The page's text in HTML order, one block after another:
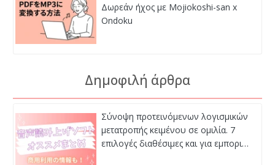
Δωρεάν ήχος με Mojiokoshi-san x
Ondoku
Δημοφιλή άρθρα
Σύνοψη προτεινόμενων λογισμικών
μετατροπής κειμένου σε ομιλία. 7
επιλογές διαθέσιμες και για εμπορι…